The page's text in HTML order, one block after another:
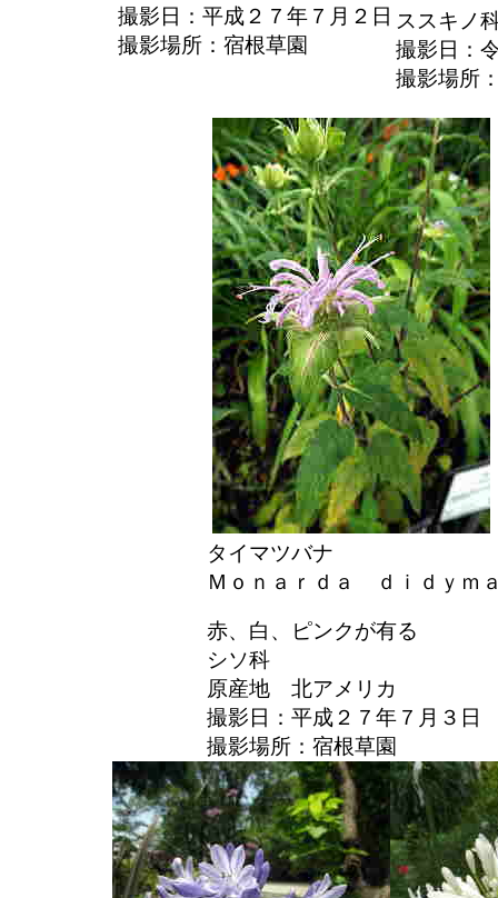
撮影日：平成２７年７月２日
撮影場所：宿根草園
ススキノ
撮影日：
撮影場
タイマツバナ
Ｍｏｎａｒｄａ ｄｉｄｙｍ
赤、白、ピンクが有る
シソ科
原産地 北アメリカ
撮影日：平成２７年７月３日
撮影場所：宿根草園